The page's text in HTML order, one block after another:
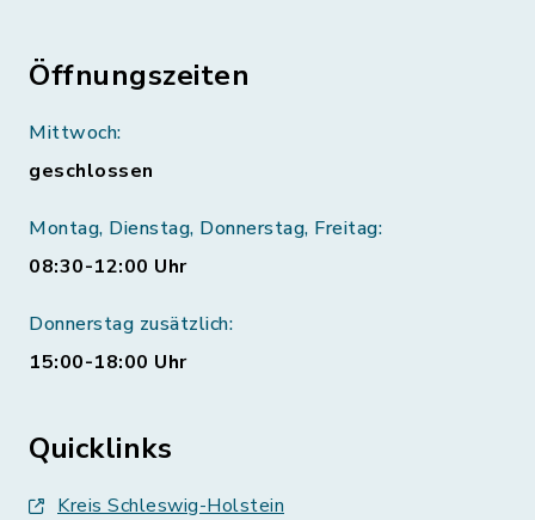
Öffnungszeiten
Mittwoch:
geschlossen
Montag, Dienstag, Donnerstag, Freitag:
08:30-12:00 Uhr
Donnerstag zusätzlich:
15:00-18:00 Uhr
Quicklinks
Kreis Schleswig-Holstein